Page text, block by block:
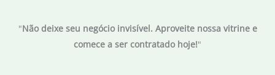
"Não deixe seu negócio invisível. Aproveite nossa vitrine e
comece a ser contratado hoje!"